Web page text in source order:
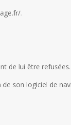
.
de lui être refusées.
son logiciel de